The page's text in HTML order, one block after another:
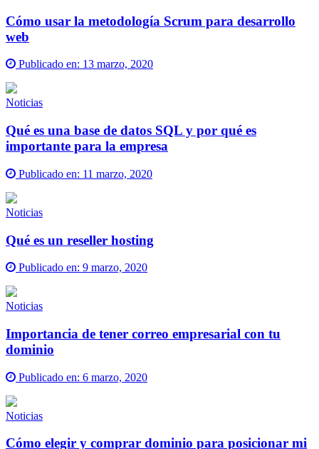
Cómo usar la metodología Scrum para desarrollo
web
Publicado en: 13 marzo, 2020
Noticias
Qué es una base de datos SQL y por qué es
importante para la empresa
Publicado en: 11 marzo, 2020
Noticias
Qué es un reseller hosting
Publicado en: 9 marzo, 2020
Noticias
Importancia de tener correo empresarial con tu
dominio
Publicado en: 6 marzo, 2020
Noticias
Cómo elegir y comprar dominio para posicionar mi